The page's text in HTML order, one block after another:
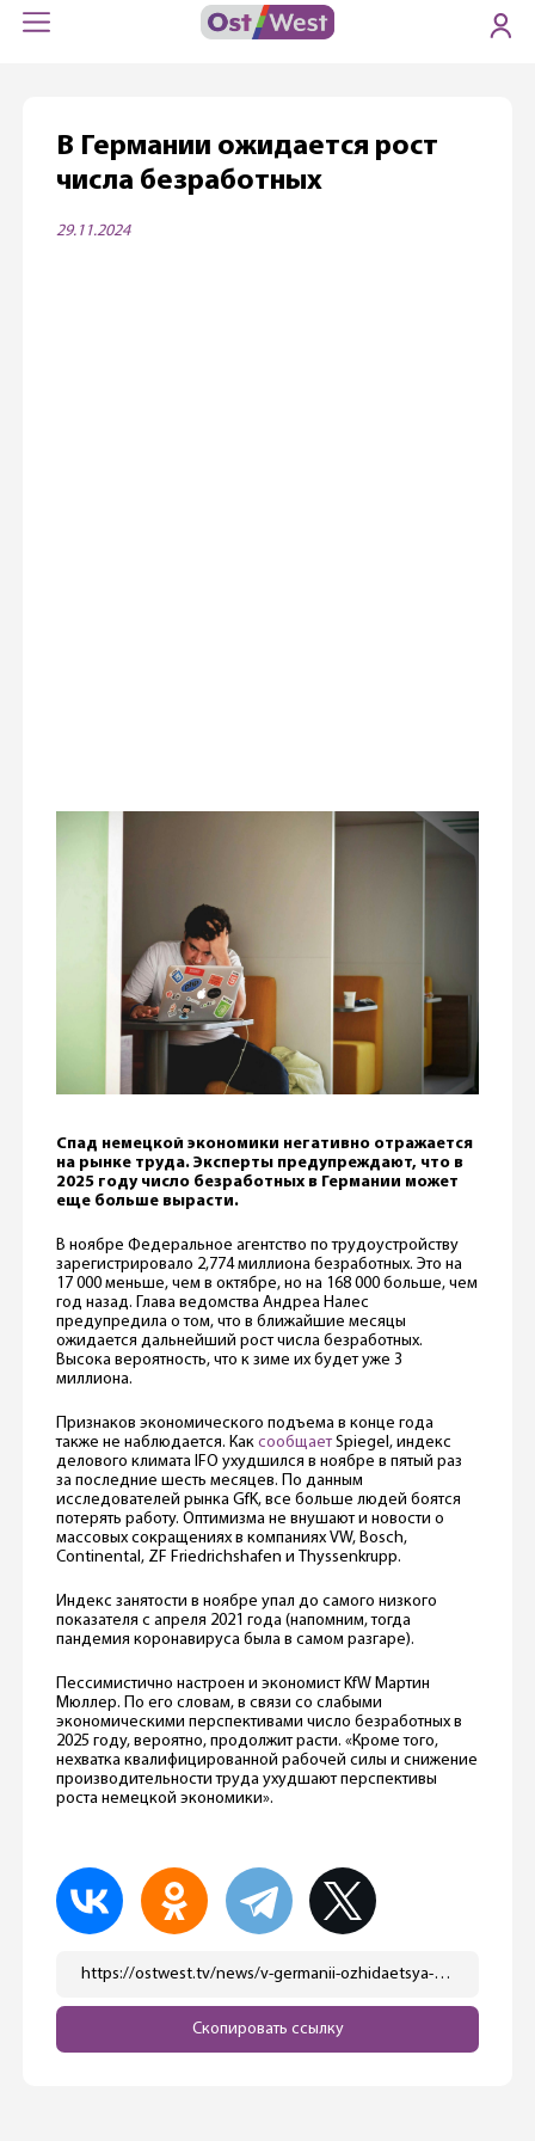
В Германии ожидается рост
числа безработных
29.11.2024
Спад немецкой экономики негативно отражается
на рынке труда. Эксперты предупреждают, что в
2025 году число безработных в Германии может
еще больше вырасти.
В ноябре Федеральное агентство по трудоустройству
зарегистрировало 2,774 миллиона безработных. Это на
17 000 меньше, чем в октябре, но на 168 000 больше, чем
год назад. Глава ведомства Андреа Налес
предупредила о том, что в ближайшие месяцы
ожидается дальнейший рост числа безработных.
Высока вероятность, что к зиме их будет уже 3
миллиона.
Признаков экономического подъема в конце года
также не наблюдается. Как сообщаетSpiegel, индекс
делового климата IFO ухудшился в ноябре в пятый раз
за последние шесть месяцев. По данным
исследователей рынка GfK, все больше людей боятся
потерять работу. Оптимизма не внушают и новости о
массовых сокращениях в компаниях VW, Bosch,
Continental, ZF Friedrichshafen и Thyssenkrupp.
Индекс занятости в ноябре упал до самого низкого
показателя с апреля 2021 года (напомним, тогда
пандемия коронавируса была в самом разгаре).
Пессимистично настроен и экономист KfW Мартин
Мюллер. По его словам, в связи со слабыми
экономическими перспективами число безработных в
2025 году, вероятно, продолжит расти. «Кроме того,
нехватка квалифицированной рабочей силы и снижение
производительности труда ухудшают перспективы
роста немецкой экономики».
https://ostwest.tv/news/v-germanii-ozhidaetsya-rost-chisla-bezrabotnyh/
Скопировать ссылку